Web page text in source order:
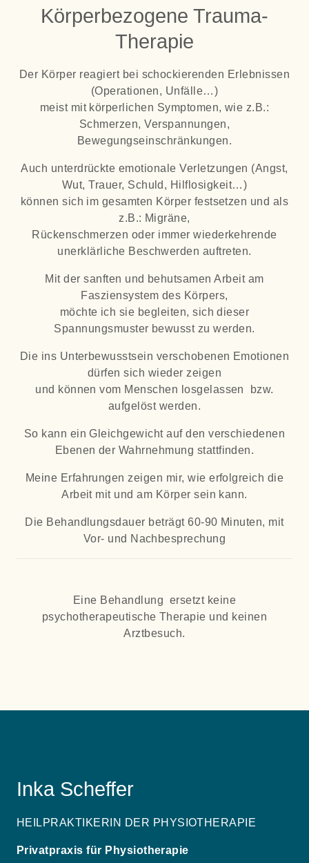
Körperbezogene Trauma-
Therapie
Der Körper reagiert bei schockierenden Erlebnissen
(Operationen, Unfälle…)
meist mit körperlichen Symptomen, wie z.B.:
Schmerzen, Verspannungen,
Bewegungseinschränkungen.
Auch unterdrückte emotionale Verletzungen (Angst,
Wut, Trauer, Schuld, Hilflosigkeit…)
können sich im gesamten Körper festsetzen und als
z.B.: Migräne,
Rückenschmerzen oder immer wiederkehrende
unerklärliche Beschwerden auftreten.
Mit der sanften und behutsamen Arbeit am
Fasziensystem des Körpers,
möchte ich sie begleiten, sich dieser
Spannungsmuster bewusst zu werden.
Die ins Unterbewusstsein verschobenen Emotionen
dürfen sich wieder zeigen
und können vom Menschen losgelassen bzw.
aufgelöst werden.
So kann ein Gleichgewicht auf den verschiedenen
Ebenen der Wahrnehmung stattfinden.
Meine Erfahrungen zeigen mir, wie erfolgreich die
Arbeit mit und am Körper sein kann.
Die Behandlungsdauer beträgt 60-90 Minuten, mit
Vor- und Nachbesprechung
Eine Behandlung ersetzt keine
psychotherapeutische Therapie und keinen
Arztbesuch.
Inka Scheffer
HEILPRAKTIKERIN DER PHYSIOTHERAPIE
Privatpraxis für Physiotherapie